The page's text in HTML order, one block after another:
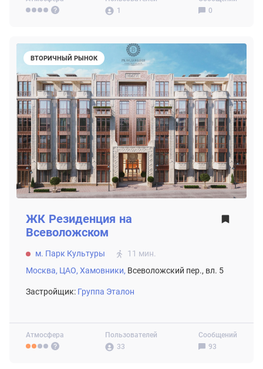
1
0
ВТОРИЧНЫЙ РЫНОК
Атмосфера
Пользователей
33
Сообщений
93
ЖК Резиденция на
Всеволожском
м. Парк Культуры
11 мин.
Москва, ЦАО, Хамовники, Всеволожский пер., вл. 5
Застройщик: Группа Эталон